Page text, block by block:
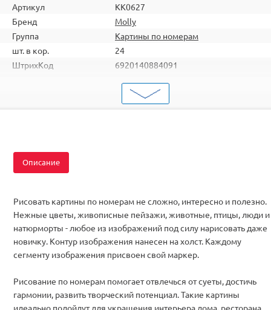
Артикул
KK0627
Бренд
Molly
Группа
Картины по номерам
шт. в кор.
24
ШтрихКод
6920140884091
Портрет
Описание
Рисовать картины по номерам не сложно, интересно и полезно.
Нежные цветы, живописные пейзажи, животные, птицы, люди и
натюрморты - любое из изображений под силу нарисовать даже
новичку. Контур изображения нанесен на холст. Каждому
сегменту изображения присвоен свой маркер.
Рисование по номерам помогает отвлечься от суеты, достичь
гармонии, развить творческий потенциал. Такие картины
идеально подойдут для украшения интерьера дома, ресторана